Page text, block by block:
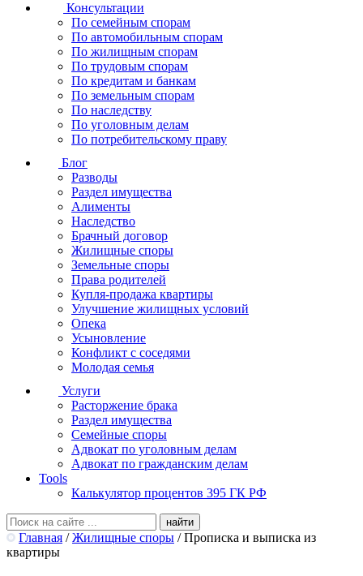
Консультации
По семейным спорам
По автомобильным спорам
По жилищным спорам
По трудовым спорам
По кредитам и банкам
По земельным спорам
По наследству
По уголовным делам
По потребительскому праву
Блог
Разводы
Раздел имущества
Алименты
Наследство
Брачный договор
Жилищные споры
Земельные споры
Права родителей
Купля-продажа квартиры
Улучшение жилищных условий
Опека
Усыновление
Конфликт с соседями
Молодая семья
Услуги
Расторжение брака
Раздел имущества
Семейные споры
Адвокат по уголовным делам
Адвокат по гражданским делам
Tools
Калькулятор процентов 395 ГК РФ
Главная / Жилищные споры / Прописка и выписка из
квартиры